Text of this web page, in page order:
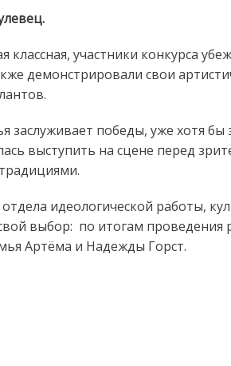
классная, участники конкурса
демонстрировали свои
заслуживает победы, уже хотя бы
выступить на сцене перед
идеологической работы,
выбор: по итогам проведения
Артёма и Надежды Горст.